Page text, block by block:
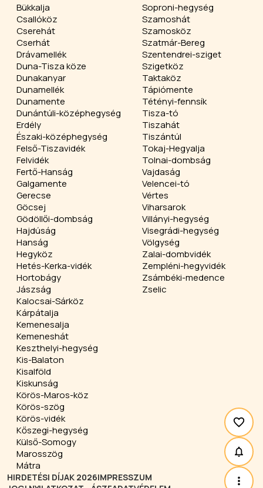
Bükkalja
Csallóköz
Cserehát
Cserhát
Drávamellék
Duna-Tisza köze
Dunakanyar
Dunamellék
Dunamente
Dunántúli-középhegység
Erdély
Északi-középhegység
Felső-Tiszavidék
Felvidék
Fertő-Hanság
Galgamente
Gerecse
Göcsej
Gödöllői-dombság
Hajdúság
Hanság
Hegyköz
Hetés-Kerka-vidék
Hortobágy
Jászság
Kalocsai-Sárköz
Kárpátalja
Kemenesalja
Kemeneshát
Keszthelyi-hegység
Kis-Balaton
Kisalföld
Kiskunság
Körös-Maros-köz
Körös-szög
Körös-vidék
Kőszegi-hegység
Külső-Somogy
Marosszög
Mátra
Soproni-hegység
Szamoshát
Szamosköz
Szatmár-Bereg
Szentendrei-sziget
Szigetköz
Taktaköz
Tápiómente
Tétényi-fennsík
Tisza-tó
Tiszahát
Tiszántúl
Tokaj-Hegyalja
Tolnai-dombság
Vajdaság
Velencei-tó
Vértes
Viharsarok
Villányi-hegység
Visegrádi-hegység
Völgység
Zalai-dombvidék
Zempléni-hegyvidék
Zsámbéki-medence
Zselic
HIRDETÉSI DÍJAK 2026IMPRESSZUM